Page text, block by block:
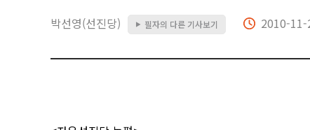
박선영(선진당) ▶ 필자의 다른 기사보기 2010-